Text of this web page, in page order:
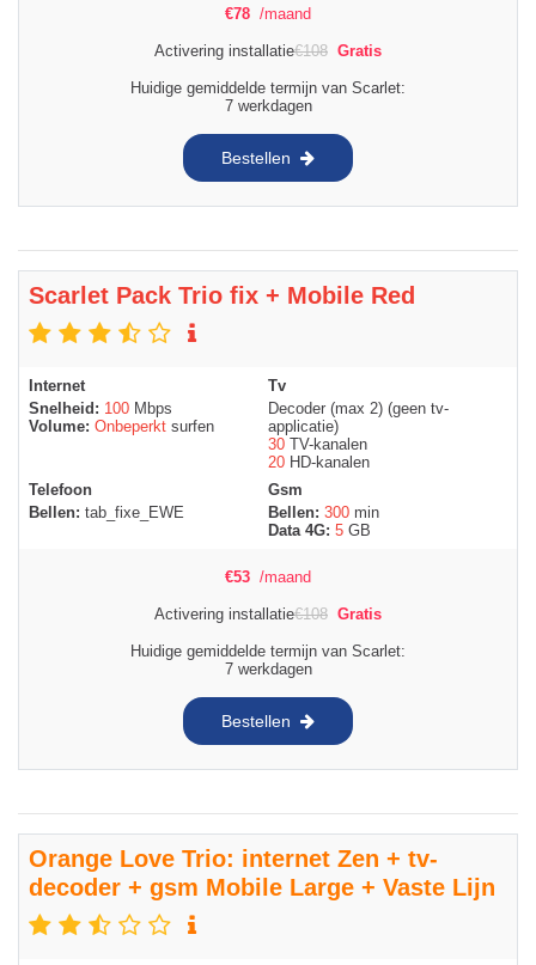
€78 /maand
Activering installatie€108 Gratis
Huidige gemiddelde termijn van Scarlet:
7 werkdagen
Bestellen
Scarlet Pack Trio fix + Mobile Red
Internet
Snelheid: 100 Mbps
Volume: Onbeperkt surfen
Tv
Decoder (max 2) (geen tv-
applicatie)
30 TV-kanalen
20 HD-kanalen
Telefoon
Bellen: tab_fixe_EWE
Gsm
Bellen: 300 min
Data 4G: 5 GB
€53 /maand
Activering installatie€108 Gratis
Huidige gemiddelde termijn van Scarlet:
7 werkdagen
Bestellen
Orange Love Trio: internet Zen + tv-
decoder + gsm Mobile Large + Vaste Lijn